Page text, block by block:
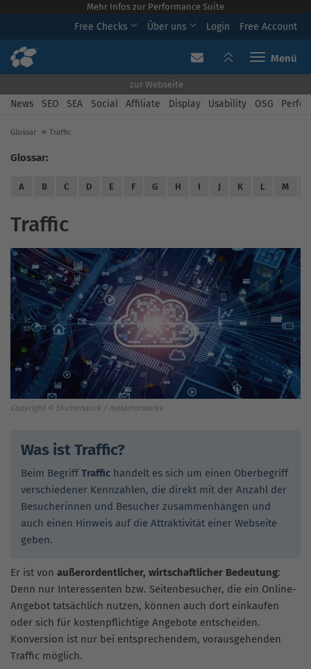
Mehr Infos zur Performance Suite
Free Checks Über uns Login Free Account
Toggle
zur Webseite
News SEO SEA Social Affiliate Display Usability OSG
Glossar Traffic
Glossar:
A B C D E F G H I J K L M
Traffic
Copyright © Shutterstock / metamorworks
Was ist Traffic?
Beim BegriffTraffic handelt es sich um einen Oberbegriff
verschiedener Kennzahlen, die direkt mit der Anzahl der
Besucherinnen und Besucher zusammenhängen und
auch einen Hinweis auf die Attraktivität einer Webseite
geben.
Er ist von außerordentlicher, wirtschaftlicher Bedeutung:
Denn nur Interessenten bzw. Seitenbesucher, die ein Online-
Angebot tatsächlich nutzen, können auch dort einkaufen
oder sich für kostenpflichtige Angebote entscheiden.
Konversion ist nur bei entsprechendem, vorausgehenden
Traffic möglich.